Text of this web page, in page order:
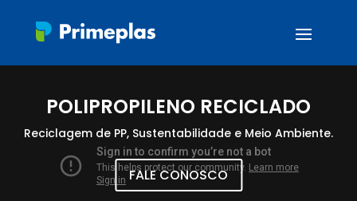
POLIPROPILENO RECICLADO
Reciclagem de PP, Sustentabilidade e Meio Ambiente.
FALE CONOSCO